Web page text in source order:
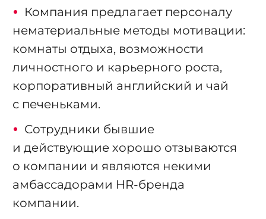
Компания предлагает персоналу
нематериальные методы мотивации:
комнаты отдыха, возможности
личностного и карьерного роста,
корпоративный английский и чай
с печеньками.
Сотрудники бывшие
и действующие хорошо отзываются
о компании и являются некими
амбассадорами HR-бренда
компании.